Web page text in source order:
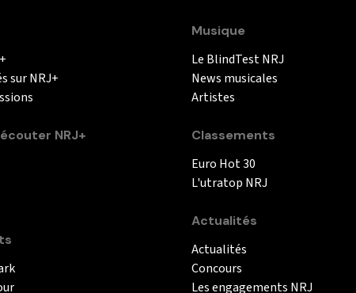
sur NRJ+
NRJ+
Musique
Le BlindTest NRJ
News musicales
Artistes
Classements
Euro Hot 30
L'utratop NRJ
Actualités
Actualités
Concours
Les engagements NRJ